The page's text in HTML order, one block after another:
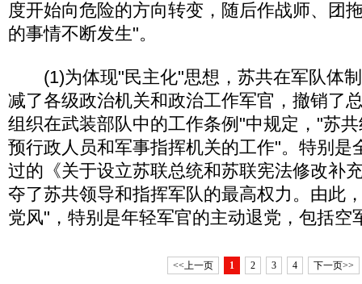
度开始向危险的方向转变，随后作战师、团
的事情不断发生"。
(1)为体现"民主化"思想，苏共在军队体制
减了各级政治机关和政治工作军官，撤销了
组织在武装部队中的工作条例"中规定，"苏
预行政人员和军事指挥机关的工作"。特别是
过的《关于设立苏联总统和苏联宪法修改补
夺了苏共领导和指挥军队的最高权力。由此
党风"，特别是年轻军官的主动退党，包括空
<<上一页 1 2 3 4 下一页>>